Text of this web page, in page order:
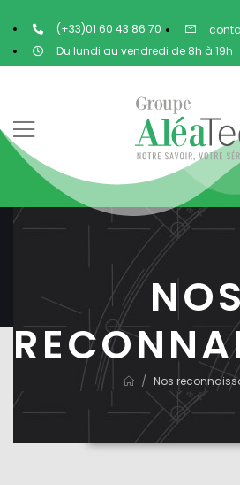
(+33)01 60 43 86 70
Du lundi au vendredi de 8h à 19h
NOS
/ Nos